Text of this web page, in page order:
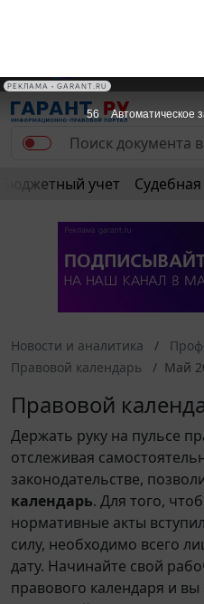
Правовой календарь
Май
Держать руку на пульсе
отслеживая
законодательстве,
календарь. Для того,
нормативные акты
силу, необходимо всего
дату. Начинайте свой
правового календаря и вы
изменений!